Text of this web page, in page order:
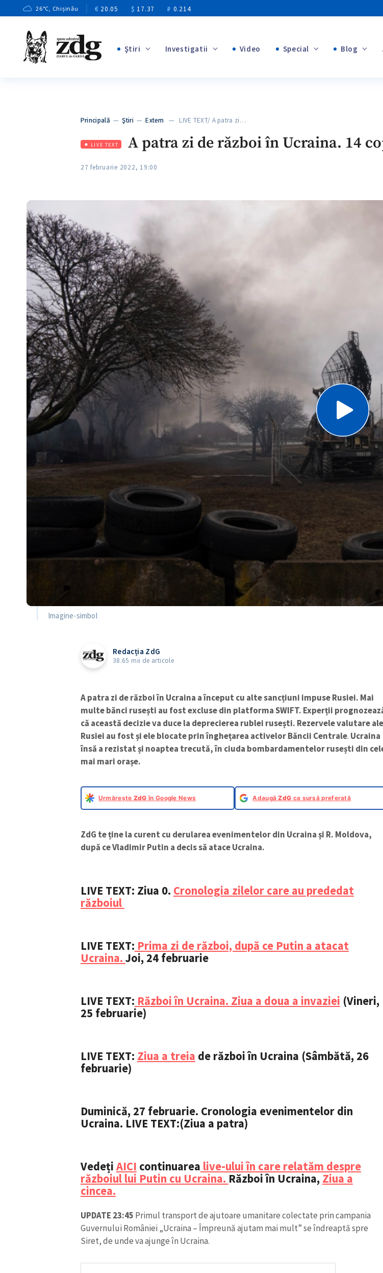
26°C, Chișinău € 20.05 $ 17.37 ₽ 0.214
Ştiri Investigatii Video Special
+1
Blog
Principală —Ştiri —Extern — LIVE TEXT/ A patra zi…
LIVE TEXT A patra zi de război în Ucraina. 14
27 februarie 2022, 19:00
Imagine-simbol
Redacția ZdG
38.65 mii de articole
A patra zi de război în Ucraina a început cu alte sancțiuni impuse Rusiei. Mai
multe bănci rusești au fost excluse din platforma SWIFT. Experții
că această decizie va duce la deprecierea rublei rusești. Rezervele valutare ale
Rusiei au fost și ele blocate prin înghețarea activelor Băncii Centrale. Ucraina
însă a rezistat și noaptea trecută, în ciuda bombardamentelor rusești din
mai mari orașe.
Urmărește ZdG în Google News AdaugăZdG ca sursă preferată
ZdG te ține la curent cu derularea evenimentelor din Ucraina și R. Moldova,
după ce Vladimir Putin a decis să atace Ucraina.
LIVE TEXT: Ziua 0. Cronologia zilelor care au prededat
războiul
LIVE TEXT: Prima zi de război, după ce Putin a atacat
Ucraina. Joi, 24 februarie
LIVE TEXT: Război în Ucraina. Ziua a doua a invaziei (Vineri,
25 februarie)
LIVE TEXT: Ziua a treia de război în Ucraina (Sâmbătă, 26
februarie)
Duminică, 27 februarie. Cronologia evenimentelor din
Ucraina. LIVE TEXT:(Ziua a patra)
Vedeți AICI continuarea live-ului în care relatăm despre
războiul lui Putin cu Ucraina. Război în Ucraina, Ziua a
cincea.
UPDATE 23:45 Primul transport de ajutoare umanitare colectate prin campania
Guvernului României „Ucraina – Împreună ajutam mai mult” se îndreaptă spre
Siret, de unde va ajunge în Ucraina.
Fotografie